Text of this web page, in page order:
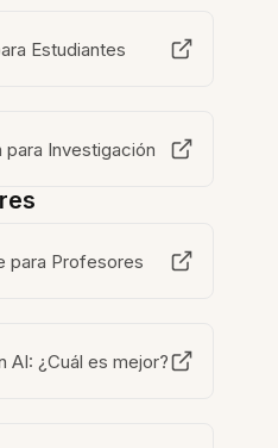
Estudiantes
para Investigación
para Profesores
AI: ¿Cuál es mejor?